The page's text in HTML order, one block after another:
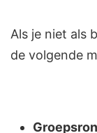
Als je niet als
de volgende